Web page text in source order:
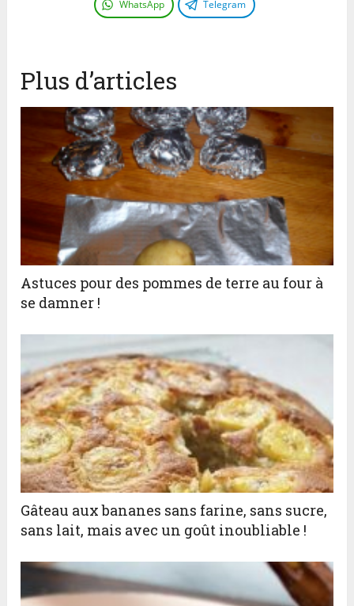
WhatsApp Telegram
Plus d’articles
Astuces pour des pommes de terre au four à
se damner !
Gâteau aux bananes sans farine, sans sucre,
sans lait, mais avec un goût inoubliable !